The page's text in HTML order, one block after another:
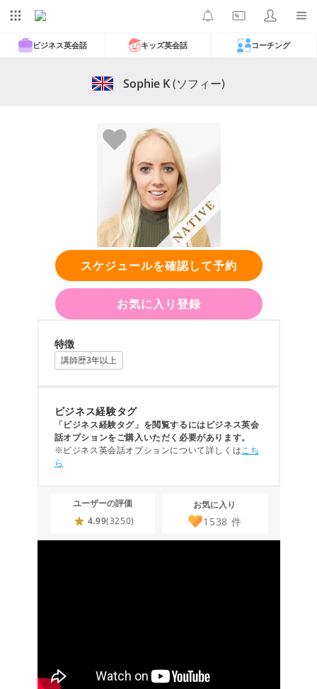
ビジネス英会話 キッズ英会話 コーチング
Sophie K(ソフィー)
スケジュールを確認して予約
お気に入り登録
特徴
講師歴3年以上
ビジネス経験タグ
「ビジネス経験タグ」を閲覧するにはビジネス英会
話オプションをご購入いただく必要があります。
※ビジネス英会話オプションについて詳しくはこち
ら
ユーザーの評価
4.99(3250)
お気に入り
1538 件